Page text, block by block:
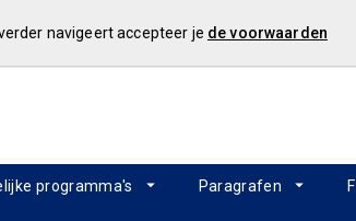
navigeert accepteer je de voorwaarden
programma's Paragrafen